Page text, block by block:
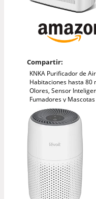
Compartir:
KNKA Purificador de
Habitaciones hasta 80
Olores, Sensor
Fumadores y